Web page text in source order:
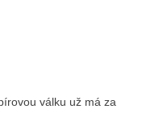
válku už má za